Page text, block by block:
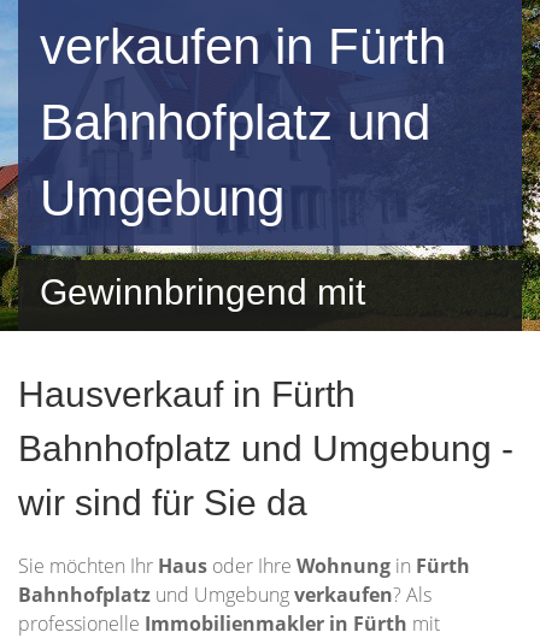
verkaufen in Fürth
Bahnhofplatz und
Umgebung
Gewinnbringend mit
Hausverkauf in Fürth
Bahnhofplatz und Umgebung -
wir sind für Sie da
Sie möchten Ihr Haus oder Ihre Wohnung in Fürth
Bahnhofplatz und Umgebungverkaufen? Als
professionelle Immobilienmakler in Fürth mit